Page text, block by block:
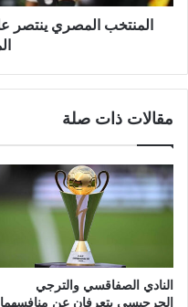
المنتخب المصري ينتصر
مقالات ذات صلة
النادي الصفاقسي والترجي
الجرجيسي يتعرفان عن منافسهما